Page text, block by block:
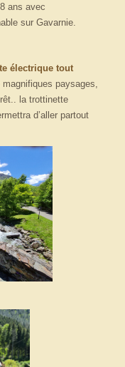
ans avec
sur Gavarnie.
électrique tout
paysages,
la trottinette
d’aller partout